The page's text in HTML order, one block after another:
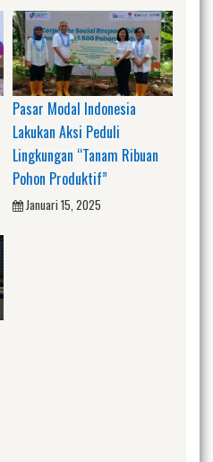
Pasar Modal Indonesia
Lakukan Aksi Peduli
Lingkungan “Tanam Ribuan
Pohon Produktif”
Januari 15, 2025